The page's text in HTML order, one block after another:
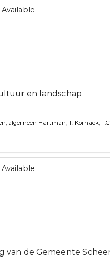
en landschap
algemeen Hartman, T. Kornack,
van de Gemeente